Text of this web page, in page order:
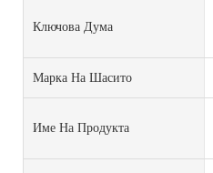
Ключова Дума
Марка На Шасито
Име На Продукта